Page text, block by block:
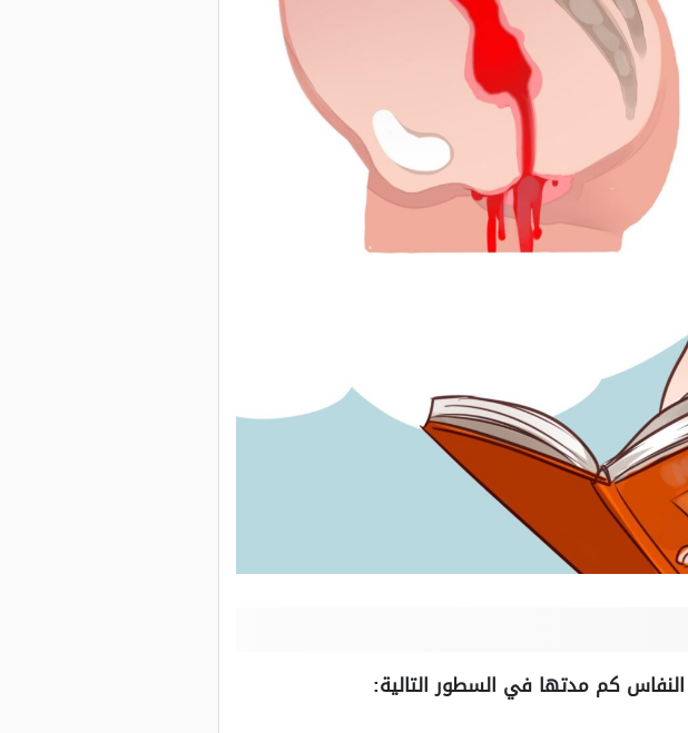
كم مدتها في السطور التالية: